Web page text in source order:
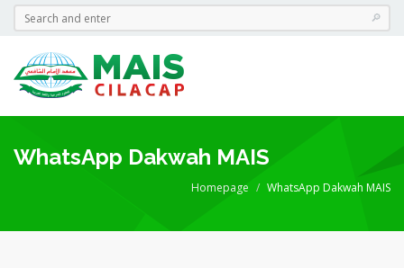
WhatsApp Dakwah MAIS
Homepage WhatsApp Dakwah MAIS